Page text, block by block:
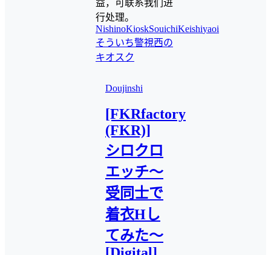
益，可联系我们进
行处理。
NishinoKioskSouichiKeishiyaoi
そういち警視西の
キオスク
Doujinshi
[FKRfactory
(FKR)]
シロクロ
エッチ～
受同士で
着衣Hし
てみた～